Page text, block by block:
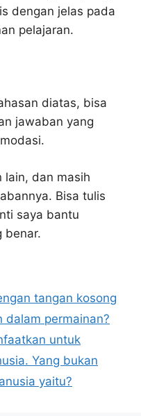
dengan jelas pada
pelajaran.
diatas, bisa
jawaban yang
lain, dan masih
Bisa tulis
saya bantu
benar.
tangan kosong
dalam permainan?
untuk
Yang bukan
yaitu?